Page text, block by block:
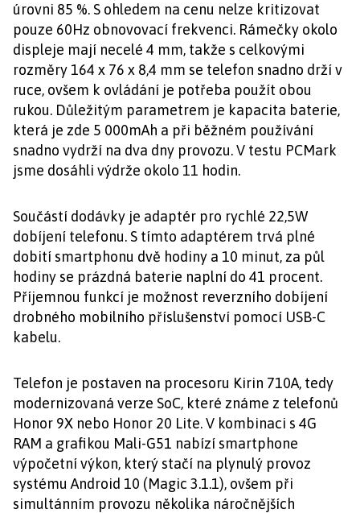
úrovni 85 %. S ohledem na cenu nelze kritizovat
pouze 60Hz obnovovací frekvenci. Rámečky okolo
displeje mají necelé 4 mm, takže s celkovými
rozměry 164 x 76 x 8,4 mm se telefon snadno drží v
ruce, ovšem k ovládání je potřeba použít obou
rukou. Důležitým parametrem je kapacita baterie,
která je zde 5 000mAh a při běžném používání
snadno vydrží na dva dny provozu. V testu PCMark
jsme dosáhli výdrže okolo 11 hodin.
Součástí dodávky je adaptér pro rychlé 22,5W
dobíjení telefonu. S tímto adaptérem trvá plné
dobití smartphonu dvě hodiny a 10 minut, za půl
hodiny se prázdná baterie naplní do 41 procent.
Příjemnou funkcí je možnost reverzního dobíjení
drobného mobilního příslušenství pomocí USB-C
kabelu.
Telefon je postaven na procesoru Kirin 710A, tedy
modernizovaná verze SoC, které známe z telefonů
Honor 9X nebo Honor 20 Lite. V kombinaci s 4G
RAM a grafikou Mali-G51 nabízí smartphone
výpočetní výkon, který stačí na plynulý provoz
systému Android 10 (Magic 3.1.1), ovšem při
simultánním provozu několika náročnějších